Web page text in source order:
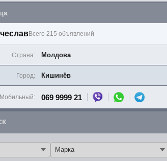
Всего 215 объявлений
Страна: Молдова
Город: Кишинёв
Мобильный: 069 9999 21